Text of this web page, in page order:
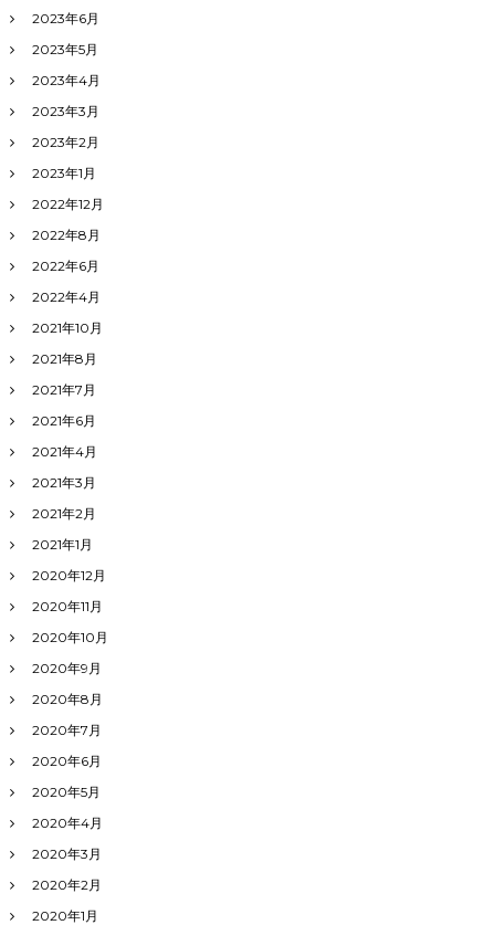
2023年6月
2023年5月
2023年4月
2023年3月
2023年2月
2023年1月
2022年12月
2022年8月
2022年6月
2022年4月
2021年10月
2021年8月
2021年7月
2021年6月
2021年4月
2021年3月
2021年2月
2021年1月
2020年12月
2020年11月
2020年10月
2020年9月
2020年8月
2020年7月
2020年6月
2020年5月
2020年4月
2020年3月
2020年2月
2020年1月